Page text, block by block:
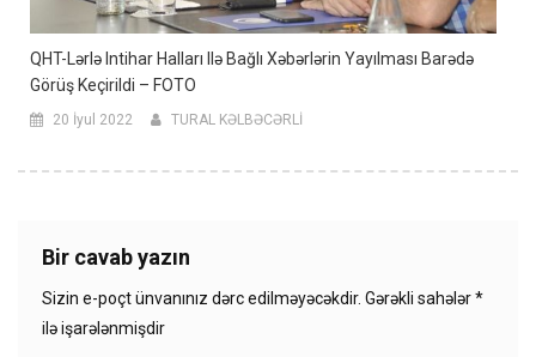
QHT-Lərlə Intihar Halları Ilə Bağlı Xəbərlərin Yayılması Barədə
Görüş Keçirildi – FOTO
20 İyul 2022 TURAL KƏLBƏCƏRLİ
Bir cavab yazın
Sizin e-poçt ünvanınız dərc edilməyəcəkdir. Gərəkli sahələr*
ilə işarələnmişdir